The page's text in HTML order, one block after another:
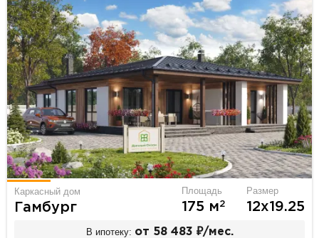
Каркасный дом
Гамбург
Площадь
175 м2
Размер
12х19.25
В ипотеку: от 58 483 ₽/мес.